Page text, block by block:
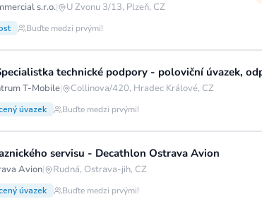
s.r.o.| U Zvonu 3/13, Plzeň, CZ
Buďte medzi prvými!
T-Mobile| Collinova/420, Hradec Králové, CZ
úvazek Buďte medzi prvými!
servisu - Decathlon Ostrava Avion
Avion| Rudná, Ostrava-jih, CZ
úvazek Buďte medzi prvými!